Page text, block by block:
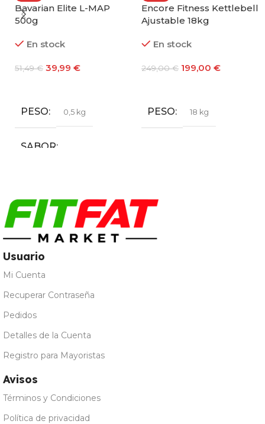
Bavarian Elite L-MAP
500g
En stock
51,49€ 39,99 €
PESO 0,5 kg
SABOR
Encore Fitness Kettlebell
Ajustable 18kg
En stock
249,00€ 199,00 €
PESO 18 kg
Usuario
Mi Cuenta
Recuperar Contraseña
Pedidos
Detalles de la Cuenta
Registro para Mayoristas
Avisos
Términos y Condiciones
Política de privacidad